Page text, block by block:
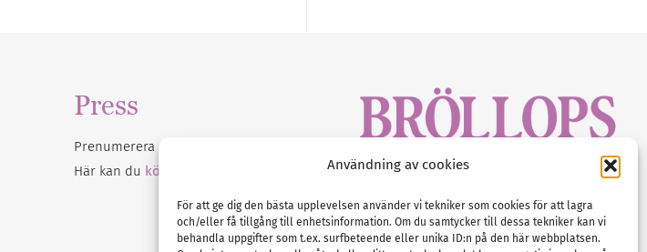
Användning av cookies
För att ge dig den bästa upplevelsen använder vi tekniker som cookies för att lagra
och/eller få tillgång till enhetsinformation. Om du samtycker till dessa tekniker kan vi
behandla uppgifter som t.ex. surfbeteende eller unika ID:n på den här webbplatsen.
Press
Prenumerera på vårt
Här kan du köpa Bröllopsmagasinet
Tel :0522-68 11 90
E-post:info@nordicbridalmedia.com